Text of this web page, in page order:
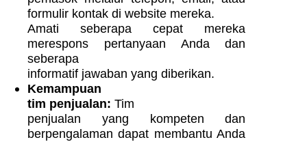
formulir kontak di website mereka.
Amati seberapa cepat mereka
merespons pertanyaan Anda dan
seberapa
informatif jawaban yang diberikan.
Kemampuan
tim penjualan: Tim
penjualan yang kompeten dan
berpengalaman dapat membantu Anda